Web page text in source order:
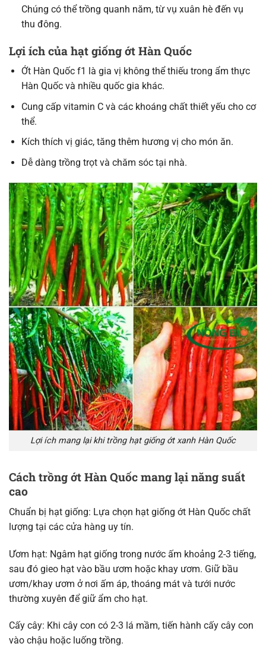
Chúng có thể trồng quanh năm, từ vụ xuân hè đến vụ
thu đông.
Lợi ích của hạt giống ớt Hàn Quốc
Ớt Hàn Quốc f1 là gia vị không thể thiếu trong ẩm thực
Hàn Quốc và nhiều quốc gia khác.
Cung cấp vitamin C và các khoáng chất thiết yếu cho cơ
thể.
Kích thích vị giác, tăng thêm hương vị cho món ăn.
Dễ dàng trồng trọt và chăm sóc tại nhà.
Lợi ích mang lại khi trồng hạt giống ớt xanh Hàn Quốc
Cách trồng ớt Hàn Quốc mang lại năng suất
cao
Chuẩn bị hạt giống: Lựa chọn hạt giống ớt Hàn Quốc chất
lượng tại các cửa hàng uy tín.
Ươm hạt: Ngâm hạt giống trong nước ấm khoảng 2-3 tiếng,
sau đó gieo hạt vào bầu ươm hoặc khay ươm. Giữ bầu
ươm/khay ươm ở nơi ấm áp, thoáng mát và tưới nước
thường xuyên để giữ ẩm cho hạt.
Cấy cây: Khi cây con có 2-3 lá mầm, tiến hành cấy cây con
vào chậu hoặc luống trồng.